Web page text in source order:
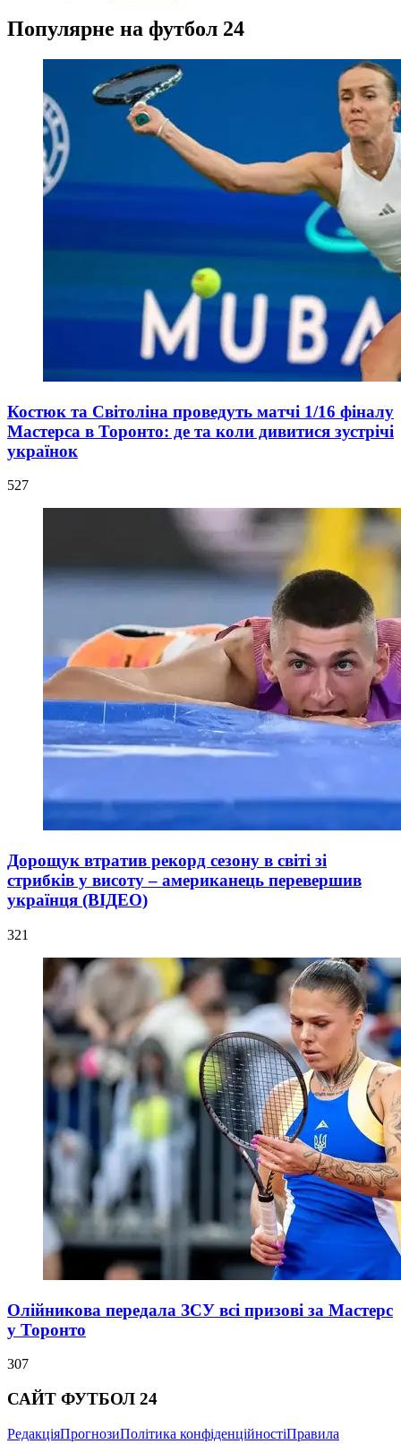
Популярне на футбол 24
Костюк та Світоліна проведуть матчі 1/16 фіналу
Мастерса в Торонто: де та коли дивитися зустрічі
українок
527
Дорощук втратив рекорд сезону в світі зі
стрибків у висоту – американець перевершив
українця (ВІДЕО)
321
Олійникова передала ЗСУ всі призові за Мастерс
у Торонто
307
САЙТ ФУТБОЛ 24
РедакціяПрогнозиПолітика конфіденційностіПравила